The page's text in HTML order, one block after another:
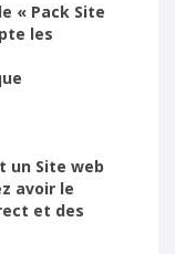
« Pack Site
les
un Site web
avoir le
et des